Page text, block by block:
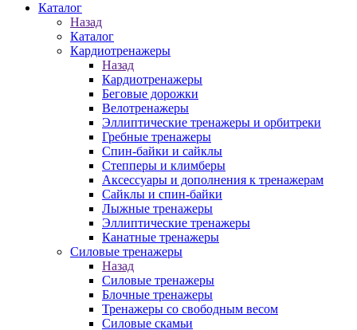
Каталог
Назад
Каталог
Кардиотренажеры
Назад
Кардиотренажеры
Беговые дорожки
Велотренажеры
Эллиптические тренажеры и орбитреки
Гребные тренажеры
Спин-байки и сайклы
Степперы и климберы
Аксессуары и дополнения к тренажерам
Сайклы и спин-байки
Лыжные тренажеры
Эллиптические тренажеры
Канатные тренажеры
Силовые тренажеры
Назад
Силовые тренажеры
Блочные тренажеры
Тренажеры со свободным весом
Силовые скамьи